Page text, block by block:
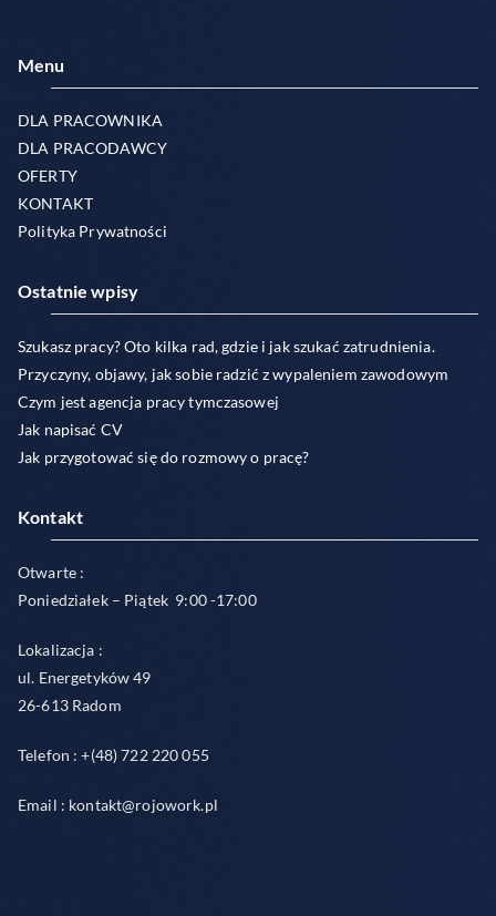
Menu
DLA PRACOWNIKA
DLA PRACODAWCY
OFERTY
KONTAKT
Polityka Prywatności
Ostatnie wpisy
Szukasz pracy? Oto kilka rad, gdzie i jak szukać zatrudnienia.
Przyczyny, objawy, jak sobie radzić z wypaleniem zawodowym
Czym jest agencja pracy tymczasowej
Jak napisać CV
Jak przygotować się do rozmowy o pracę?
Kontakt
Otwarte :
Poniedziałek – Piątek 9:00 -17:00
Lokalizacja :
ul. Energetyków 49
26-613 Radom
Telefon : +(48) 722 220 055
Email : kontakt@rojowork.pl